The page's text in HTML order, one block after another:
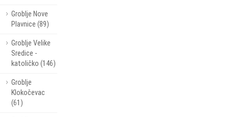
Groblje Nove
Plavnice (89)
Groblje Velike
Sredice -
katoličko (146)
Groblje
Klokočevac
(61)